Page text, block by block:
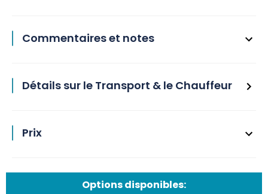
Commentaires et notes
Détails sur le Transport & le Chauffeur
Prix
Options disponibles: